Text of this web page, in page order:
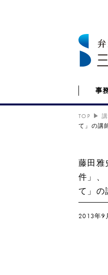
事
TOP
て」の講
藤田雅
件」、
て」の
2013年9